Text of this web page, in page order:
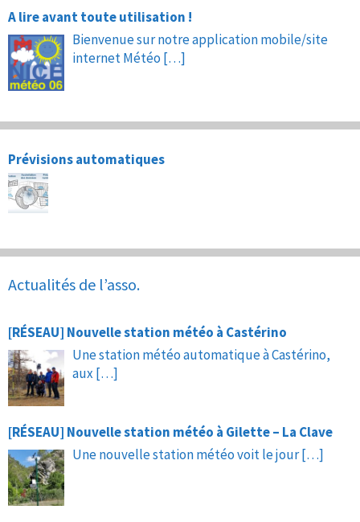
A lire avant toute utilisation !
Bienvenue sur notre application mobile/site
internet Météo […]
Prévisions automatiques
Actualités de l’asso.
[RÉSEAU] Nouvelle station météo à Castérino
Une station météo automatique à Castérino,
aux […]
[RÉSEAU] Nouvelle station météo à Gilette – La Clave
Une nouvelle station météo voit le jour[…]